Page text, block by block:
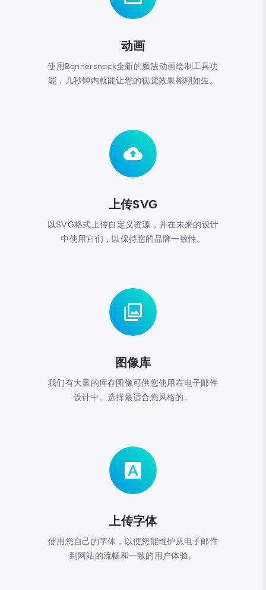
动画
使用Bannersnack全新的魔法动画绘制工具功
能，几秒钟内就能让您的视觉效果栩栩如生。
上传SVG
以SVG格式上传自定义资源，并在未来的设计
中使用它们，以保持您的品牌一致性。
图像库
我们有大量的库存图像可供您使用在电子邮件
设计中。选择最适合您风格的。
上传字体
使用您自己的字体，以便您能维护从电子邮件
到网站的流畅和一致的用户体验。